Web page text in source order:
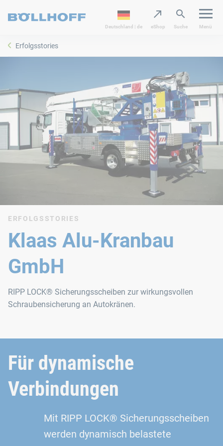
Deutschland | de eShop Suche Menü
Erfolgsstories
ERFOLGSSTORIES
Klaas Alu-Kranbau
GmbH
RIPP LOCK® Sicherungsscheiben zur wirkungsvollen
Schraubensicherung an Autokränen.
Für dynamische
Verbindungen
Mit RIPP LOCK® Sicherungsscheiben
werden dynamisch belastete